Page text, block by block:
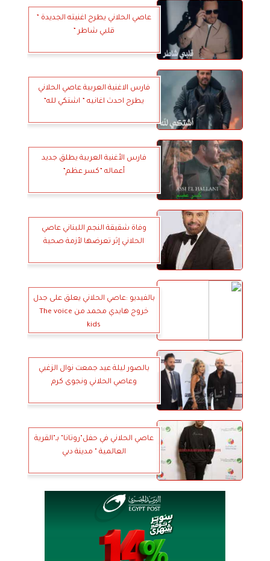
عاصي الحلاني يطرح اغنيته الجديدة ”
قلبي شاطر ”
فارس الاغنية العربية عاصي الحلاني
يطرح احدث اغانيه ” اشتكي لله”
فارس الأغنية العربية يطلق جديد
أعماله ”كسر عظم”
وفاة شقيقة النجم اللبناني عاصي
الحلاني إثر تعرضها لأزمة صحية
بالفيديو :عاصي الحلاني يعلق على جدل
خروج هايدي محمد من The voice
kids
بالصور ليلة عيد جمعت نوال الزغبي
وعاصي الحلاني ونجوى كرم
عاصي الحلاني في حفل"روتانا" بـ"القرية
العالمية " مدينة دبي